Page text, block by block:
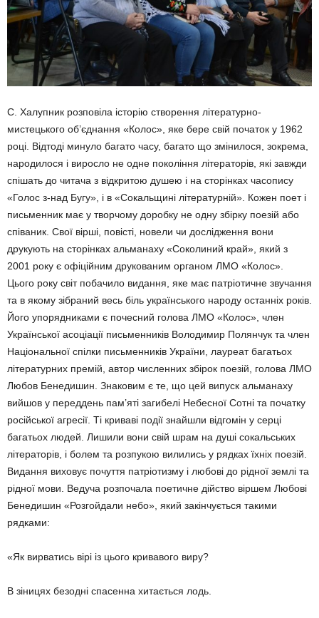
С. Халупник розповіла історію створення літературно-
мистецького об’єднання «Ко­лос», яке бере свій початок у 1962
році. Від­тоді минуло багато часу, багато що змінило­ся, зокрема,
народилося і виросло не одне покоління літераторів, які завжди
спішать до читача з відкритою душею і на сторінках часопису
«Голос з-над Бугу», і в «Сокальщи­ні літературній». Кожен поет і
письменник має у творчому доробку не одну збірку пое­зій або
співаник. Свої вірші, повісті, новели чи дослідження вони
друкують на сторінках альманаху «Соколиний край», який з
2001 року є офіційним друкованим органом ЛМО «Колос».
Цього року світ побачило видання, яке має патріотичне звучання
та в якому зібраний весь біль українського народу ос­танніх років.
Його упорядниками є почесний голова ЛМО «Колос», член
Української асо­ціації письменників Володимир Полянчук та член
Національної спілки письменників України, лауреат багатьох
літературних пре­мій, автор численних збірок поезій, голова ЛМО
Любов Бенедишин. Знаковим є те, що цей випуск альманаху
вийшов у переддень пам’яті загибелі Небесної Сотні та початку
російської агресії. Ті криваві події знайшли відгомін у серці
багатьох людей. Лишили вони свій шрам на душі сокальських
літера­торів, і болем та розпукою вилились у рядках їхніх поезій.
Видання виховує почуття пат­ріотизму і любові до рідної землі та
рідної мови. Ведуча розпочала поетичне дійство віршем Любові
Бенедишин «Розгойдали небо», який закінчується такими
рядками:
«Як вирватись вірі із цього кривавого виру?
В зіницях безодні спасенна хитається лодь.